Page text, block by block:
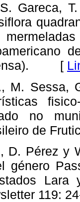
Gareca,
[
M. Sessa,
no
de
D. Pérez y
género
Lara